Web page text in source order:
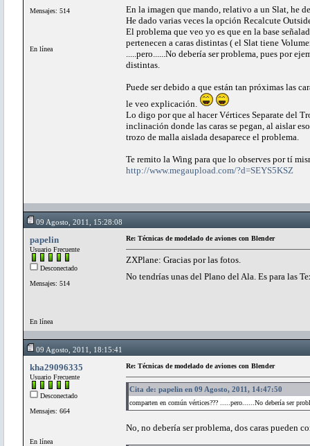
Mensajes: 514
En línea
En la imagen que mando, relativo a un Slat, he
He dado varias veces la opción Recalcute
El problema que veo yo es que en la base
pertenecen a caras distintas ( el Slat tiene
.....pero......No debería ser problema, pues por
distintas.
Puede ser debido a que están tan próximas las
le veo explicación.
Lo digo por que al hacer Vértices Separate del
inclinación donde las caras se pegan, al aislar
trozo de malla aislada desaparece el problema.
Te remito la Wing para que lo observes por tí
http://www.megaupload.com/?d=SEYS5KSZ
09 Agosto, 2011, 15:28:08
papelin
Usuario Frecuente
Desconectado
Mensajes: 514
En línea
Re: Técnicas de modelado de aviones con Blender
ZXPlane: Gracias por las fotos.
No tendrías unas del Plano del Ala. Es para las
09 Agosto, 2011, 18:15:41
kha29096335
Usuario Frecuente
Desconectado
Mensajes: 664
En línea
Re: Técnicas de modelado de aviones con Blender
Cita de: papelin en 09 Agosto, 2011, 14:47:50
comparten en común vértices??? .....pero......No debería ser
No, no debería ser problema, dos caras pueden